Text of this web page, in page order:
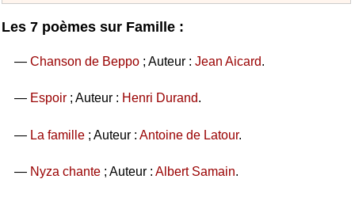
Les 7 poèmes sur Famille :
— Chanson de Beppo; Auteur : Jean Aicard.
— Espoir; Auteur : Henri Durand.
— La famille; Auteur : Antoine de Latour.
— Nyza chante; Auteur : Albert Samain.